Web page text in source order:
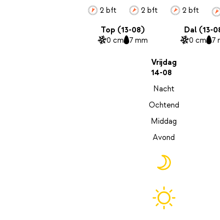
2 bft 2 bft 2 bft
Top (13-08)
0 cm 7 mm
Dal (13-
0 cm 7
Vrijdag
14-08
Nacht
Ochtend
Middag
Avond